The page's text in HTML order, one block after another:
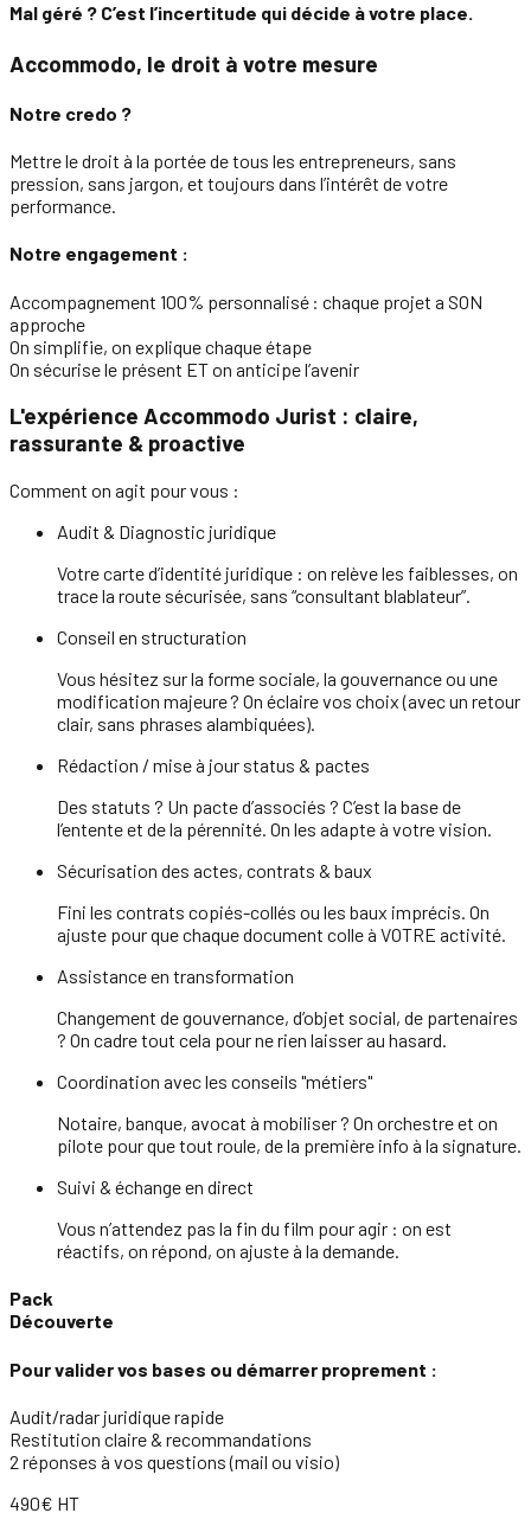
Mal géré ? C’est l’incertitude qui décide à votre place.
Accommodo, le droit à votre mesure
Notre credo ?
Mettre le droit à la portée de tous les entrepreneurs, sans
pression, sans jargon, et toujours dans l’intérêt de votre
performance.
Notre engagement :
Accompagnement 100% personnalisé : chaque projet a SON
approche
On simplifie, on explique chaque étape
On sécurise le présent ET on anticipe l’avenir
L'expérience Accommodo Jurist : claire,
rassurante & proactive
Comment on agit pour vous :
Audit & Diagnostic juridique
Votre carte d’identité juridique : on relève les faiblesses, on
trace la route sécurisée, sans “consultant blablateur”.
Conseil en structuration
Vous hésitez sur la forme sociale, la gouvernance ou une
modification majeure ? On éclaire vos choix (avec un retour
clair, sans phrases alambiquées).
Rédaction / mise à jour status & pactes
Des statuts ? Un pacte d’associés ? C’est la base de
l’entente et de la pérennité. On les adapte à votre vision.
Sécurisation des actes, contrats & baux
Fini les contrats copiés-collés ou les baux imprécis. On
ajuste pour que chaque document colle à VOTRE activité.
Assistance en transformation
Changement de gouvernance, d’objet social, de partenaires
? On cadre tout cela pour ne rien laisser au hasard.
Coordination avec les conseils "métiers"
Notaire, banque, avocat à mobiliser ? On orchestre et on
pilote pour que tout roule, de la première info à la signature.
Suivi & échange en direct
Vous n’attendez pas la fin du film pour agir : on est
réactifs, on répond, on ajuste à la demande.
Pack
Découverte
Pour valider vos bases ou démarrer proprement :
Audit/radar juridique rapide
Restitution claire & recommandations
2 réponses à vos questions (mail ou visio)
490€ HT